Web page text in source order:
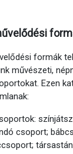
formák
művészeti,
Ezen
csoport;